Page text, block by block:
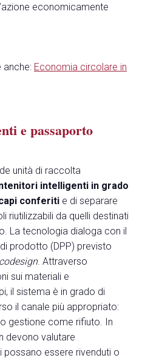
economicamente
anche: Economia circolare in
e passaporto
unità di raccolta
intelligenti in grado
conferiti e di separare
riutilizzabili da quelli destinati
La tecnologia dialoga con il
prodotto (DPP) previsto
. Attraverso
sui materiali e
il sistema è in grado di
il canale più appropriato:
gestione come rifiuto. In
devono valutare
essere rivenduti o